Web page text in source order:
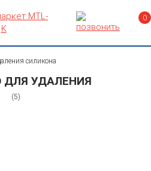
0
силикона
ДЛЯ УДАЛЕНИЯ
(5)